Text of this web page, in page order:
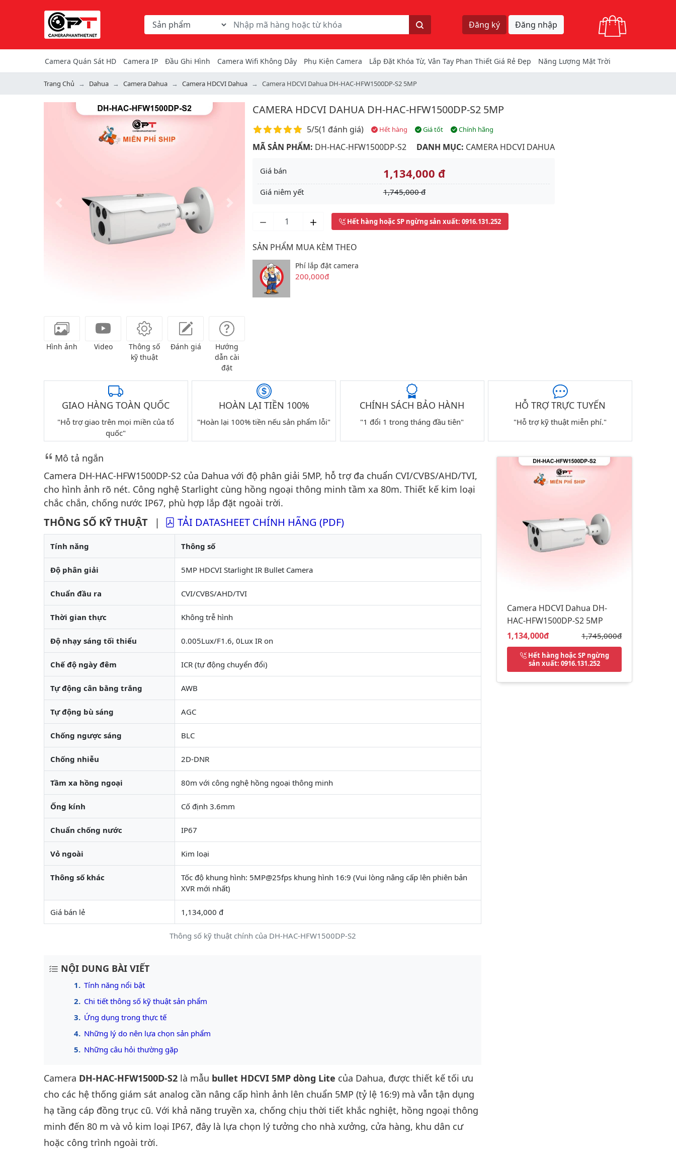
Chọn danh mục tìm kiếm
Từ khóa hoặc mã hàng
Tìm kiếm
Đăng ký Đăng nhập
Camera Quán Sát HD Camera IP Đầu Ghi Hình Camera Wifi Không Dây Phụ Kiện Camera Lắp Đặt Khóa Từ, Vân Tay Phan Thiết Giá Rẻ Đẹp Năng Lượng Mặt Trời
Trang Chủ Dahua Camera Dahua Camera HDCVI Dahua Camera HDCVI Dahua DH-HAC-HFW1500DP-S2 5MP
Previous
Hình ảnh Video
Thông số
kỹ thuật
Đánh giá
Hướng
dẫn cài
đặt
CAMERA HDCVI DAHUA DH-HAC-HFW1500DP-S2 5MP
Điểm đánh giá
5/5(1 đánh giá) Hết hàng Giá tốt Chính hãng
MÃ SẢN PHẨM: DH-HAC-HFW1500DP-S2 DANH MỤC: CAMERA HDCVI DAHUA
Giá bán 1,134,000 đ
Giá niêm yết 1,745,000 đ
Hết hàng hoặc SP ngừng sản xuất: 0916.131.252
SẢN PHẨM MUA KÈM THEO
Phí lắp đặt camera
200,000đ
GIAO HÀNG TOÀN QUỐC
"Hỗ trợ giao trên mọi miền của tổ
quốc"
HOÀN LẠI TIỀN 100%
"Hoàn lại 100% tiền nếu sản phẩm lỗi"
CHÍNH SÁCH BẢO HÀNH
"1 đổi 1 trong tháng đầu tiên"
HỖ TRỢ TRỰC TUYẾN
"Hỗ trợ kỹ thuật miễn phí."
Mô tả ngắn
Camera DH-HAC-HFW1500DP-S2 của Dahua với độ phân giải 5MP, hỗ trợ đa chuẩn CVI/CVBS/AHD/TVI,
cho hình ảnh rõ nét. Công nghệ Starlight cùng hồng ngoại thông minh tầm xa 80m. Thiết kế kim loại
chắc chắn, chống nước IP67, phù hợp lắp đặt ngoài trời.
THÔNG SỐ KỸ THUẬT | TẢI DATASHEET CHÍNH HÃNG (PDF)
Thông số kỹ thuật chính của DH-HAC-HFW1500DP-S2
Tính năng Thông số
Độ phân giải 5MP HDCVI Starlight IR Bullet Camera
Chuẩn đầu ra CVI/CVBS/AHD/TVI
Thời gian thực Không trễ hình
Độ nhạy sáng tối thiểu 0.005Lux/F1.6, 0Lux IR on
Chế độ ngày đêm ICR (tự động chuyển đổi)
Tự động cân bằng trắng AWB
Tự động bù sáng AGC
Chống ngược sáng BLC
Chống nhiễu 2D-DNR
Tầm xa hồng ngoại 80m với công nghệ hồng ngoại thông minh
Ống kính Cố định 3.6mm
Chuẩn chống nước IP67
Vỏ ngoài Kim loại
Thông số khác
Tốc độ khung hình: 5MP@25fps khung hình 16:9 (Vui lòng nâng cấp lên phiên bản
XVR mới nhất)
Giá bán lẻ 1,134,000 đ
NỘI DUNG BÀI VIẾT
Tính năng nổi bật
Chi tiết thông số kỹ thuật sản phẩm
Ứng dụng trong thực tế
Những lý do nên lựa chọn sản phẩm
Những câu hỏi thường gặp
Camera DH-HAC-HFW1500D-S2 là mẫu bullet HDCVI 5MP dòng Lite của Dahua, được thiết kế tối ưu
cho các hệ thống giám sát analog cần nâng cấp hình ảnh lên chuẩn 5MP (tỷ lệ 16:9) mà vẫn tận dụng
hạ tầng cáp đồng trục cũ. Với khả năng truyền xa, chống chịu thời tiết khắc nghiệt, hồng ngoại thông
minh đến 80 m và vỏ kim loại IP67, đây là lựa chọn lý tưởng cho nhà xưởng, cửa hàng, khu dân cư
hoặc công trình ngoài trời.
Camera HDCVI Dahua DH-
HAC-HFW1500DP-S2 5MP
Giá bán:
1,134,000đ Giá gốc:
1,745,000đ
Hết hàng hoặc SP ngừng
sản xuất: 0916.131.252